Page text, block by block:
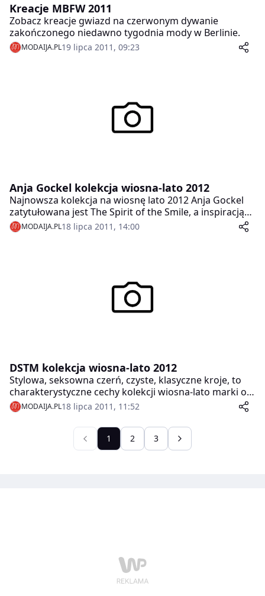
Kreacje MBFW 2011
Zobacz kreacje gwiazd na czerwonym dywanie
zakończonego niedawno tygodnia mody w Berlinie.
MODAIJA.PL19 lipca 2011, 09:23
Anja Gockel kolekcja wiosna-lato 2012
Najnowsza kolekcja na wiosnę lato 2012 Anja Gockel
zatytułowana jest The Spirit of the Smile, a inspiracją
dla projektantki było stare chińskie powiedzenie: Idź
przez życie z uśmiechem na ustach – albo wcale.
MODAIJA.PL18 lipca 2011, 14:00
DSTM kolekcja wiosna-lato 2012
Stylowa, seksowna czerń, czyste, klasyczne kroje, to
charakterystyczne cechy kolekcji wiosna-lato marki o
niezwykle intrygującej nazwie Don’t Shoot The
Messengers, która zaprezentowana została w Berlinie
podczas tygodnia mody Mercedes-Benz Fashion Week.
MODAIJA.PL18 lipca 2011, 11:52
1 2 3